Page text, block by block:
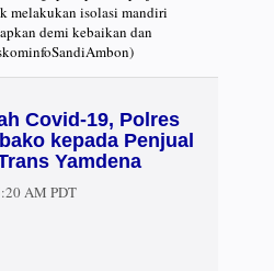
melakukan isolasi mandiri
demi kebaikan dan
Covid-19, Polres
kepada Penjual
Yamdena
AM PDT